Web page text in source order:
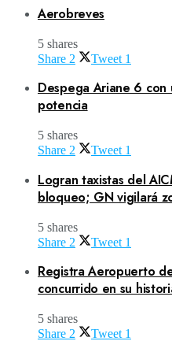
Aerobreves
5 shares
Share 2 Tweet 1
Despega Ariane 6 con
potencia
5 shares
Share 2 Tweet 1
Logran taxistas del
bloqueo; GN vigilará
5 shares
Share 2 Tweet 1
Registra Aeropuerto
concurrido en su
5 shares
Share 2 Tweet 1